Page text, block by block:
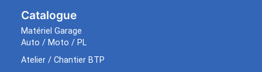
Catalogue
Matériel Garage
Auto / Moto / PL
Atelier / Chantier BTP